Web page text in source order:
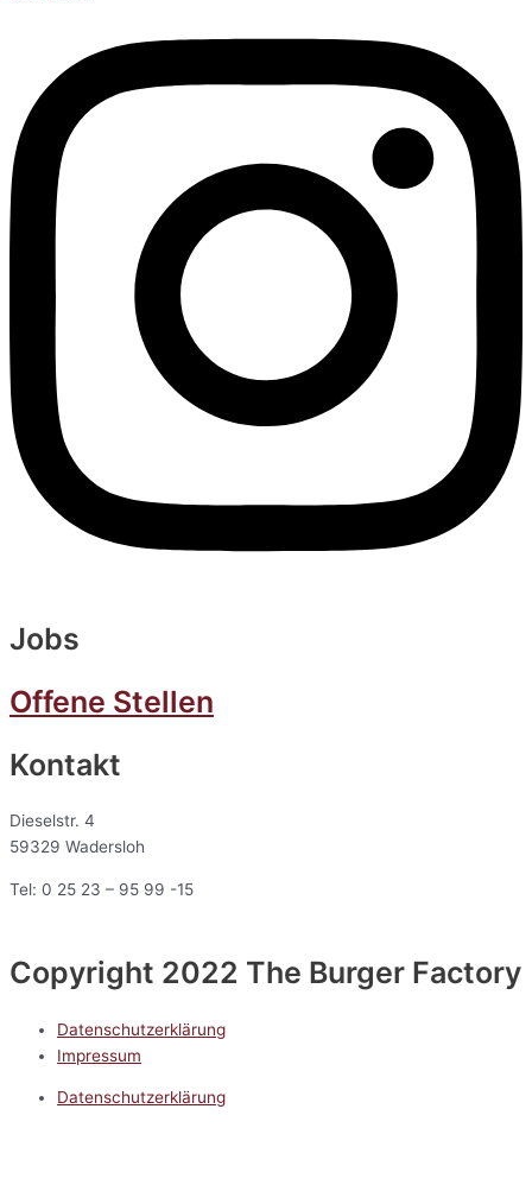
Jobs
Offene Stellen
Kontakt
Dieselstr. 4
59329 Wadersloh
Tel: 0 25 23 – 95 99 -15
Copyright 2022 The Burger Factory
Datenschutzerklärung
Impressum
Datenschutzerklärung